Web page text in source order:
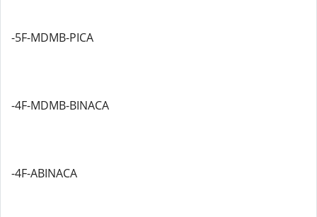
-5F-MDMB-PICA
-4F-MDMB-BINACA
-4F-ABINACA